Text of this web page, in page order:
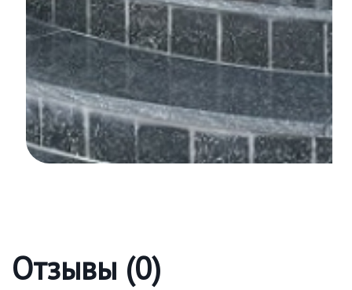
Отзывы (0)